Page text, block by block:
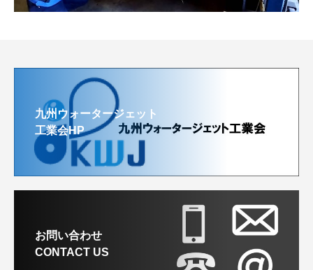
九州ウォータージェット
工業会HP
お問い合わせ
CONTACT US